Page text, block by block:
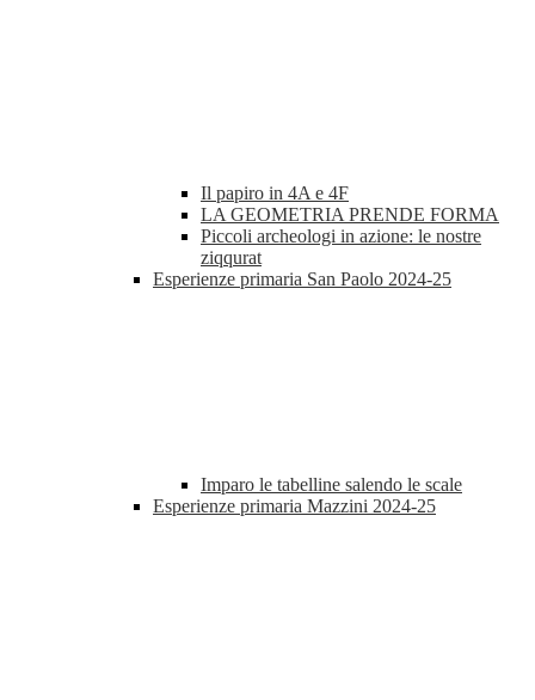
Il papiro in 4A e 4F
LA GEOMETRIA PRENDE FORMA
Piccoli archeologi in azione: le nostre
ziqqurat
Esperienze primaria San Paolo 2024-25
Imparo le tabelline salendo le scale
Esperienze primaria Mazzini 2024-25